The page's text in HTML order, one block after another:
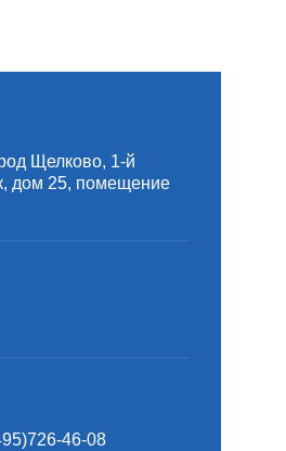
Щелково, 1-й
дом 25, помещение
46-08